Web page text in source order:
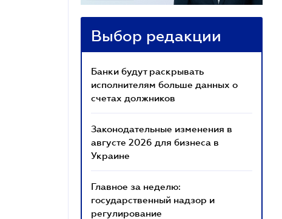
Выбор редакции
Банки будут раскрывать
исполнителям больше данных о
счетах должников
Законодательные изменения в
августе 2026 для бизнеса в
Украине
Главное за неделю:
государственный надзор и
регулирование